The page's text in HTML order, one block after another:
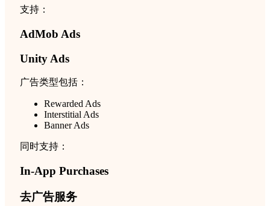
支持：
AdMob Ads
Unity Ads
广告类型包括：
Rewarded Ads
Interstitial Ads
Banner Ads
同时支持：
In-App Purchases
去广告服务